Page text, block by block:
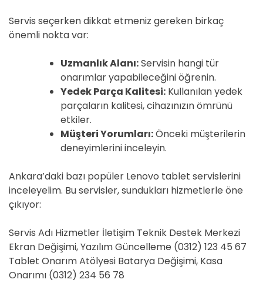
Servis seçerken dikkat etmeniz gereken birkaç
önemli nokta var:
Uzmanlık Alanı:Servisin hangi tür
onarımlar yapabileceğini öğrenin.
Yedek Parça Kalitesi: Kullanılan yedek
parçaların kalitesi, cihazınızın ömrünü
etkiler.
Müşteri Yorumları:Önceki müşterilerin
deneyimlerini inceleyin.
Ankara’daki bazı popüler Lenovo tablet servislerini
inceleyelim. Bu servisler, sundukları hizmetlerle öne
çıkıyor:
Servis Adı Hizmetler İletişim Teknik Destek Merkezi
Ekran Değişimi, Yazılım Güncelleme (0312) 123 45 67
Tablet Onarım Atölyesi Batarya Değişimi, Kasa
Onarımı (0312) 234 56 78